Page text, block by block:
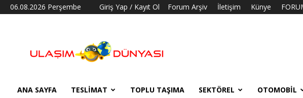
06.08.2026 Perşembe Giriş Yap / Kayıt Ol Forum Arşiv İletişim Künye
Dünyası
ANA SAYFA TESLIMAT TOPLU TAŞIMA SEKTÖREL OTOMOBIL